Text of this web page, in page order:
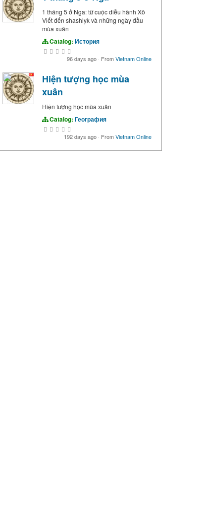
1 tháng 5 ở Nga: từ cuộc diễu hành Xô
Viết đến shashlyk và những ngày đầu
mùa xuân
Catalog: История
96 days ago · FromVietnam Online
Hiện tượng học mùa
xuân
Hiện tượng học mùa xuân
Catalog: География
192 days ago · FromVietnam Online